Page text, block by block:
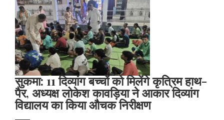
सुकमा: 11 दिव्यांग बच्चों को मिलेंगे कृत्रिम हाथ-
पैर, अध्यक्ष लोकेश कावड़िया ने आकार दिव्यांग
विद्यालय का किया औचक निरीक्षण